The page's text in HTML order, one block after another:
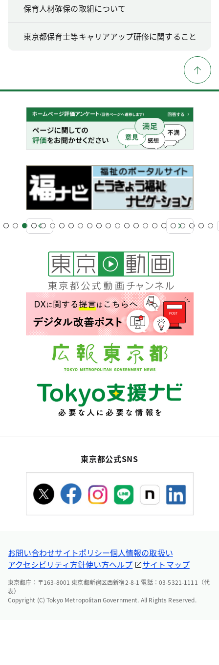
保育人材確保の取組について
東京都保育士等キャリアアップ研修に関すること
東京都公式SNS
お問い合わせサイトポリシー個人情報の取扱い
アクセシビリティ方針使い方ヘルプ サイトマップ
東京都庁：〒163-8001 東京都新宿区西新宿2-8-1 電話：03-5321-1111（代
表）
Copyright (C) Tokyo Metropolitan Government. All Rights Reserved.